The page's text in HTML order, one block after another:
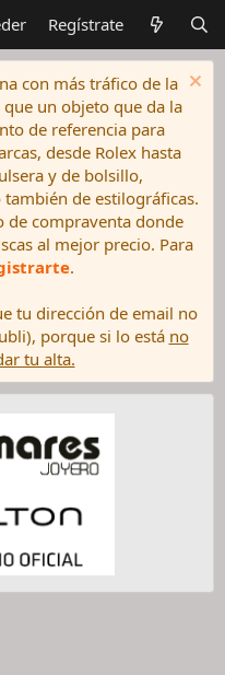
Regístrate
con más tráfico de la
un objeto que da la
de referencia para
desde Rolex hasta
y de bolsillo,
de estilográficas.
de compraventa donde
al mejor precio. Para
.
tu dirección de email no
porque si lo está no
tu alta.